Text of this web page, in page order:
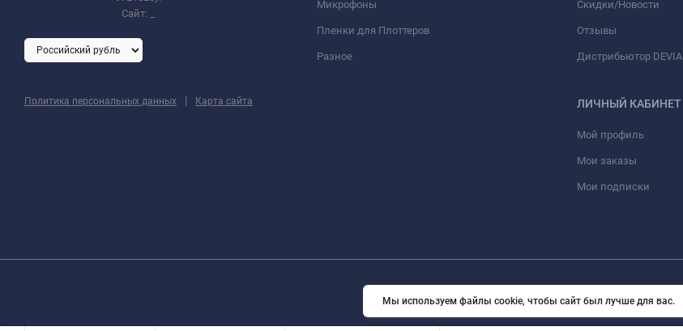
Сайт:
Политика персональных данных | Карта сайта
Микрофоны
Пленки для Плоттеров
Разное
Скидки/Новости
Отзывы
Дистрибьютор DEVIA
ЛИЧНЫЙ КАБИНЕТ
Мой профиль
Мои заказы
Мои подписки
Мы используем файлы cookie, чтобы сайт был лучше для вас.